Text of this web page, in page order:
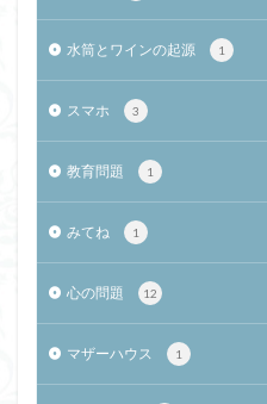
水筒とワインの起源 1
スマホ 3
教育問題 1
みてね 1
心の問題 12
マザーハウス 1